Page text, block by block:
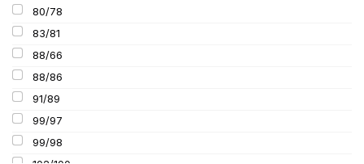
80/78
83/81
88/66
88/86
91/89
99/97
99/98